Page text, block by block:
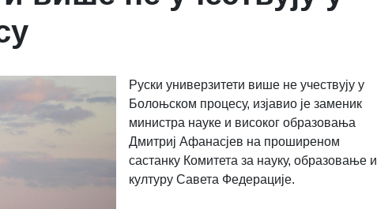
Руски универзитети више не учествују у
Болоњском процесу, изјавио је заменик
министра науке и високог образовања
Дмитриј Афанасјев на проширеном
састанку Комитета за науку, образовање и
културу Савета Федерације.